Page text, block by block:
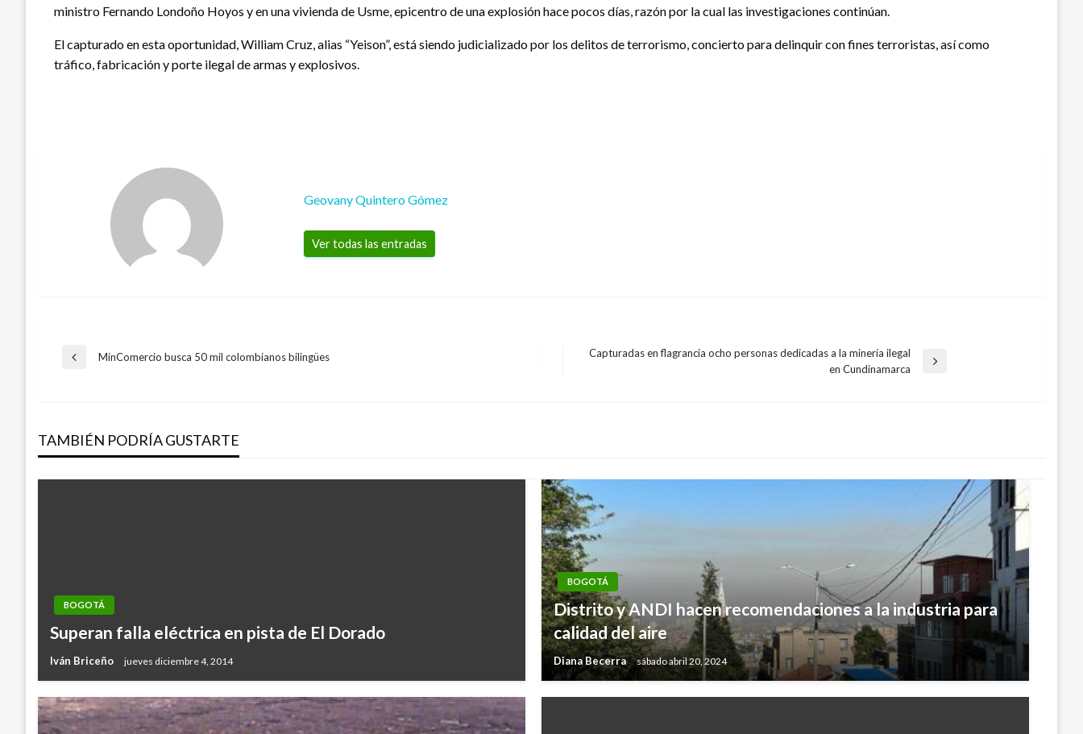
ministro Fernando Londoño Hoyos y en una vivienda de Usme, epicentro de una explosión hace pocos días, razón por la cual las investigaciones continúan.
El capturado en esta oportunidad, William Cruz, alias “Yeison”, está siendo judicializado por los delitos de terrorismo, concierto para delinquir con fines terroristas, así como
tráfico, fabricación y porte ilegal de armas y explosivos.
Geovany Quintero Gómez
Ver todas las entradas
Navegación
entradas
Entrada
MinComercio busca 50 mil colombianos bilingües
Capturadas en flagrancia ocho personas dedicadas a la minería ilegal
en Cundinamarca
TAMBIÉN PODRÍA GUSTARTE
BOGOTÁ
Superan falla eléctrica en pista de El Dorado
Iván Briceño jueves diciembre 4, 2014
BOGOTÁ
Distrito y ANDI hacen recomendaciones a la industria para
calidad del aire
Diana Becerra sábado abril 20, 2024